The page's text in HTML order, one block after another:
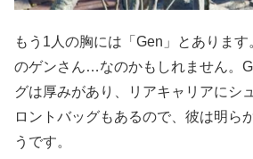
もう1人の胸には「Gen」とありま
のゲンさん…なのかもしれません。
グは厚みがあり、リアキャリアにシ
ロントバッグもあるので、彼は明ら
うです。